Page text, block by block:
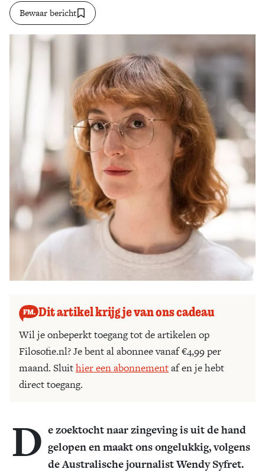
Bewaar bericht
Dit artikel krijg je van ons cadeau
Wil je onbeperkt toegang tot de artikelen op
Filosofie.nl? Je bent al abonnee vanaf €4,99 per
maand. Sluithier een abonnementaf en je hebt
direct toegang.
D e zoektocht naar zingeving is uit de hand
gelopen en maakt ons ongelukkig, volgens
de Australische journalist Wendy Syfret.